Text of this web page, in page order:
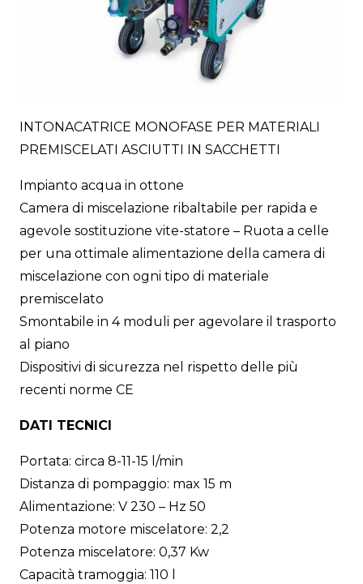
INTONACATRICE MONOFASE PER MATERIALI
PREMISCELATI ASCIUTTI IN SACCHETTI
Impianto acqua in ottone
Camera di miscelazione ribaltabile per rapida e
agevole sostituzione vite-statore – Ruota a celle
per una ottimale alimentazione della camera di
miscelazione con ogni tipo di materiale
premiscelato
Smontabile in 4 moduli per agevolare il trasporto
al piano
Dispositivi di sicurezza nel rispetto delle più
recenti norme CE
DATI TECNICI
Portata: circa 8-11-15 l/min
Distanza di pompaggio: max 15 m
Alimentazione: V 230 – Hz 50
Potenza motore miscelatore: 2,2
Potenza miscelatore: 0,37 Kw
Capacità tramoggia: 110 l